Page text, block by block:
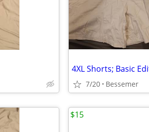
4XL Shorts; Basic
7/20 Bessemer
$15